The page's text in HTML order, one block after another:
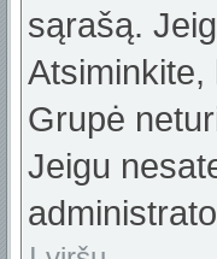
sąrašą.
Atsiminkite,
Grupė
Jeigu